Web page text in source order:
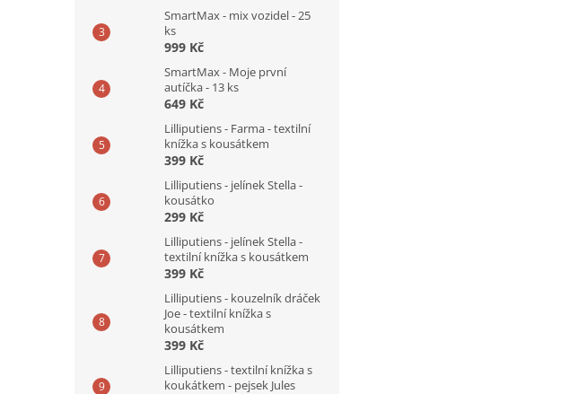
SmartMax - mix vozidel - 25
ks
999 Kč
SmartMax - Moje první
autíčka - 13 ks
649 Kč
Lilliputiens - Farma - textilní
knížka s kousátkem
399 Kč
Lilliputiens - jelínek Stella -
kousátko
299 Kč
Lilliputiens - jelínek Stella -
textilní knížka s kousátkem
399 Kč
Lilliputiens - kouzelník dráček
Joe - textilní knížka s
kousátkem
399 Kč
Lilliputiens - textilní knížka s
koukátkem - pejsek Jules